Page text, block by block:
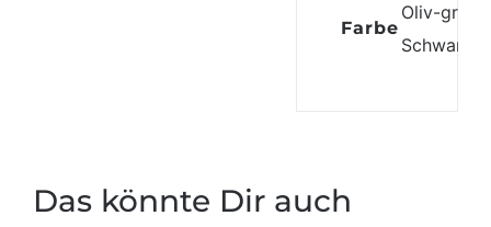
Farbe
Oliv-grün
Schwarz
Das könnte Dir auch